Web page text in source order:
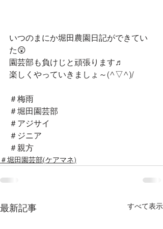
いつのまにか堀田農園日記ができてい
た😲
園芸部も負けじと頑張ります♬
楽しくやっていきましょ～(^▽^)/
＃梅雨
＃堀田園芸部
＃アジサイ
＃ジニア
＃親方
＃堀田園芸部(ケアマネ)
最新記事 すべて表示